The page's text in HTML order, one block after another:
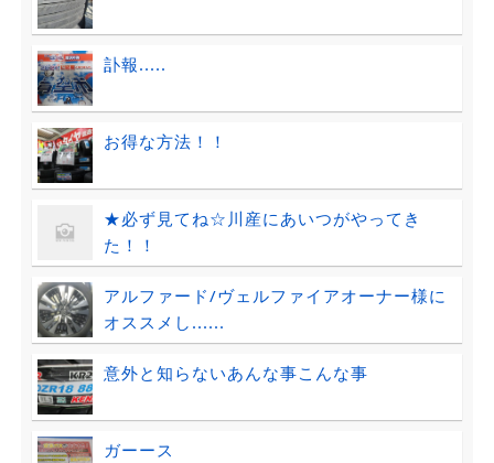
訃報.....
お得な方法！！
★必ず見てね☆川産にあいつがやってき
た！！
アルファード/ヴェルファイアオーナー様に
オススメし......
意外と知らないあんな事こんな事
ガーース